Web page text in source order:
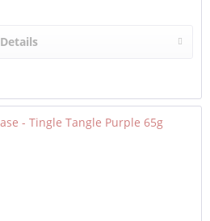
Details